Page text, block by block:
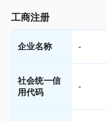
工商注册
企业名称 -
社会统一信
用代码
-